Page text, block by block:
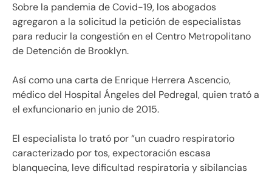
Sobre la pandemia de Covid-19, los abogados
agregaron a la solicitud la petición de especialistas
para reducir la congestión en el Centro Metropolitano
de Detención de Brooklyn.
Así como una carta de Enrique Herrera Ascencio,
médico del Hospital Ángeles del Pedregal, quien trató a
el exfuncionario en junio de 2015.
El especialista lo trató por “un cuadro respiratorio
caracterizado por tos, expectoración escasa
blanquecina, leve dificultad respiratoria y sibilancias